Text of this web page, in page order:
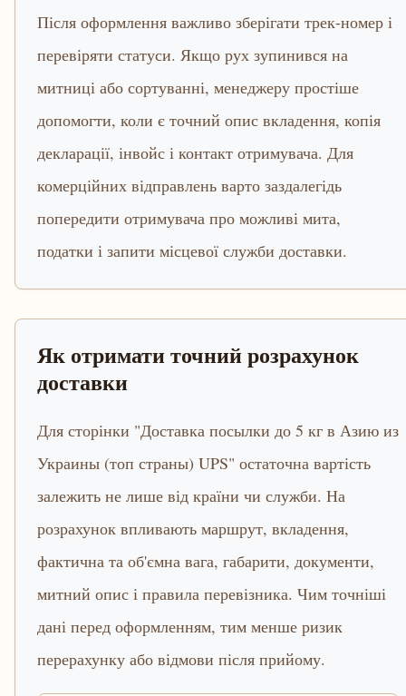
Після оформлення важливо зберігати трек-номер і
перевіряти статуси. Якщо рух зупинився на
митниці або сортуванні, менеджеру простіше
допомогти, коли є точний опис вкладення, копія
декларації, інвойс і контакт отримувача. Для
комерційних відправлень варто заздалегідь
попередити отримувача про можливі мита,
податки і запити місцевої служби доставки.
Як отримати точний розрахунок
доставки
Для сторінки "Доставка посылки до 5 кг в Азию из
Украины (топ страны) UPS" остаточна вартість
залежить не лише від країни чи служби. На
розрахунок впливають маршрут, вкладення,
фактична та об'ємна вага, габарити, документи,
митний опис і правила перевізника. Чим точніші
дані перед оформленням, тим менше ризик
перерахунку або відмови після прийому.